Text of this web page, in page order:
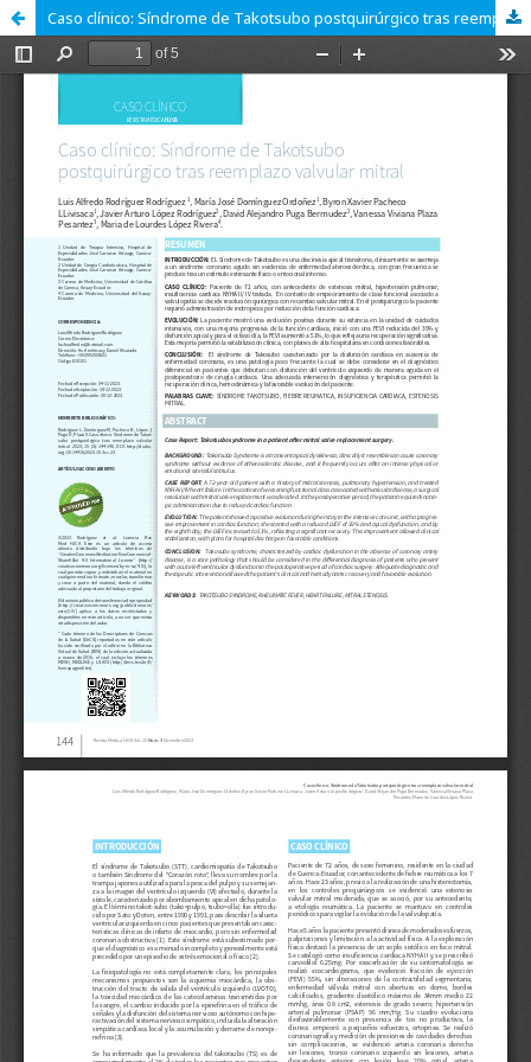
Caso clínico: Síndrome de Takotsubo postquirúrgico tras reemplazo valvular mitral